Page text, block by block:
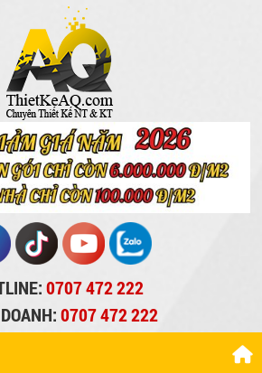
0707 472 222
0707 472 222